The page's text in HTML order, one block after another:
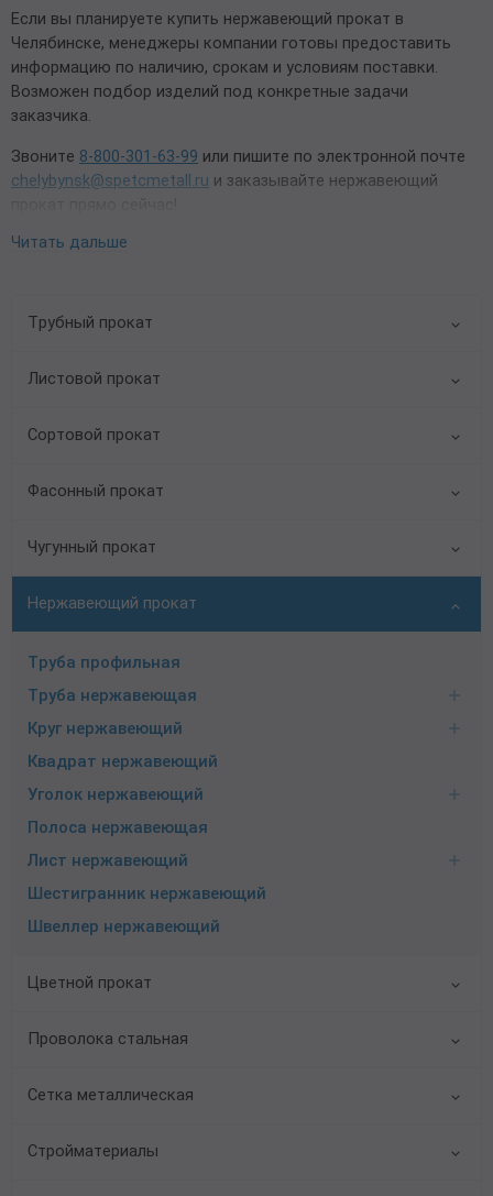
Трубный прокат
Листовой прокат
Сортовой прокат
Фасонный прокат
Чугунный прокат
Нержавеющий прокат
Труба профильная
Труба нержавеющая
Круг нержавеющий
Квадрат нержавеющий
Уголок нержавеющий
Полоса нержавеющая
Лист нержавеющий
Шестигранник нержавеющий
Швеллер нержавеющий
Цветной прокат
Проволока стальная
Сетка металлическая
Стройматериалы
Если вы планируете купить нержавеющий прокат в
Челябинске, менеджеры компании готовы предоставить
информацию по наличию, срокам и условиям поставки.
Возможен подбор изделий под конкретные задачи
заказчика.
Звоните 8-800-301-63-99 или пишите по электронной почте
chelybynsk@spetcmetall.ru и заказывайте нержавеющий
Читать дальше